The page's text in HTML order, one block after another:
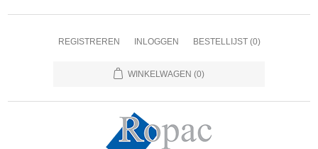
REGISTREREN INLOGGEN BESTELLIJST (0)
WINKELWAGEN (0)